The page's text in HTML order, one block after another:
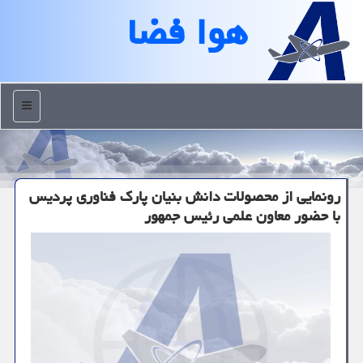
هوا فضا
منو
رونمایی از محصولات دانش بنیان پارك فناوری پردیس
با حضور معاون علمی رئیس جمهور